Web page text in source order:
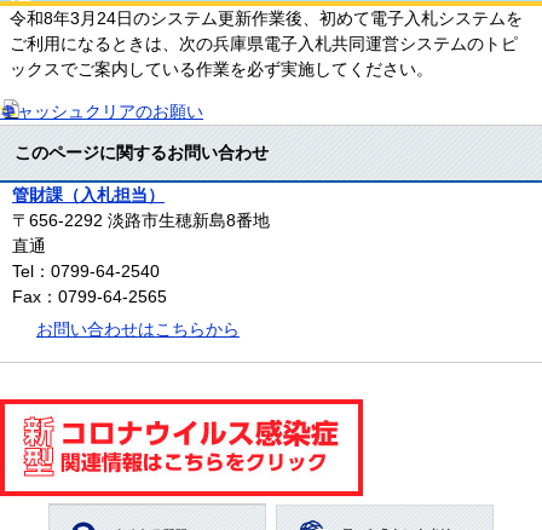
令和8年3月24日のシステム更新作業後、初めて電子入札システムを
ご利用になるときは、次の兵庫県電子入札共同運営システムのトピ
ックスでご案内している作業を必ず実施してください。
キャッシュクリアのお願い
このページに関するお問い合わせ
管財課（入札担当）
〒656-2292 淡路市生穂新島8番地
直通
Tel：0799-64-2540
Fax：0799-64-2565
お問い合わせはこちらから